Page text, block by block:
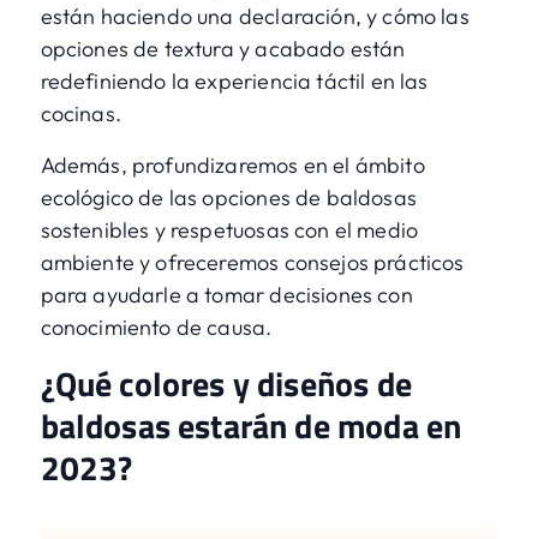
están haciendo una declaración, y cómo las
opciones de textura y acabado están
redefiniendo la experiencia táctil en las
cocinas.
Además, profundizaremos en el ámbito
ecológico de las opciones de baldosas
sostenibles y respetuosas con el medio
ambiente y ofreceremos consejos prácticos
para ayudarle a tomar decisiones con
conocimiento de causa.
¿Qué colores y diseños de
baldosas estarán de moda en
2023?